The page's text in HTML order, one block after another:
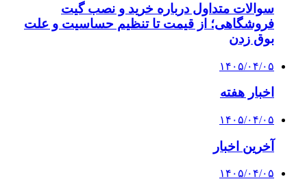
سوالات متداول درباره خرید و نصب گیت
فروشگاهی؛ از قیمت تا تنظیم حساسیت و علت
بوق زدن
۱۴۰۵/۰۴/۰۵
اخبار هفته
۱۴۰۵/۰۴/۰۵
آخرین اخبار
۱۴۰۵/۰۴/۰۵